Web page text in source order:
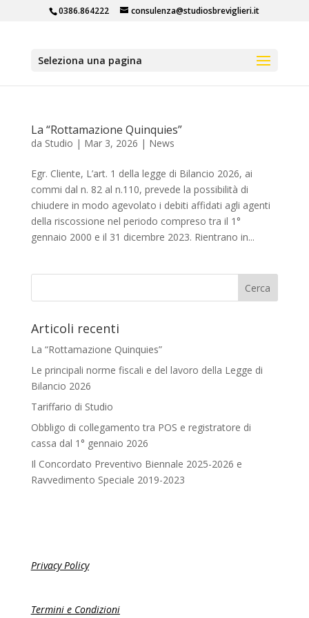
0386.864222 consulenza@studiosbreviglieri.it
Seleziona una pagina
La “Rottamazione Quinquies”
da Studio | Mar 3, 2026 | News
Egr. Cliente, L’art. 1 della legge di Bilancio 2026, ai
commi dal n. 82 al n.110, prevede la possibilità di
chiudere in modo agevolato i debiti affidati agli agenti
della riscossione nel periodo compreso tra il 1°
gennaio 2000 e il 31 dicembre 2023. Rientrano in...
Articoli recenti
La “Rottamazione Quinquies”
Le principali norme fiscali e del lavoro della Legge di
Bilancio 2026
Tariffario di Studio
Obbligo di collegamento tra POS e registratore di
cassa dal 1° gennaio 2026
Il Concordato Preventivo Biennale 2025-2026 e
Ravvedimento Speciale 2019-2023
Privacy Policy
Termini e Condizioni